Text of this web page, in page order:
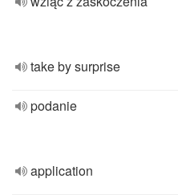
take by surprise
podanie
application